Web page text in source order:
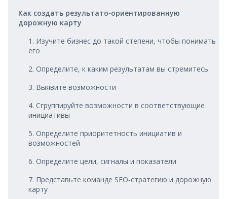
Как создать результато‑ориентированную
дорожную карту
1. Изучите бизнес до такой степени, чтобы понимать
его
2. Определите, к каким результатам вы стремитесь
3. Выявите возможности
4. Сгруппируйте возможности в соответствующие
инициативы
5. Определите приоритетность инициатив и
возможностей
6. Определите цели, сигналы и показатели
7. Представьте команде SEO‑стратегию и дорожную
карту